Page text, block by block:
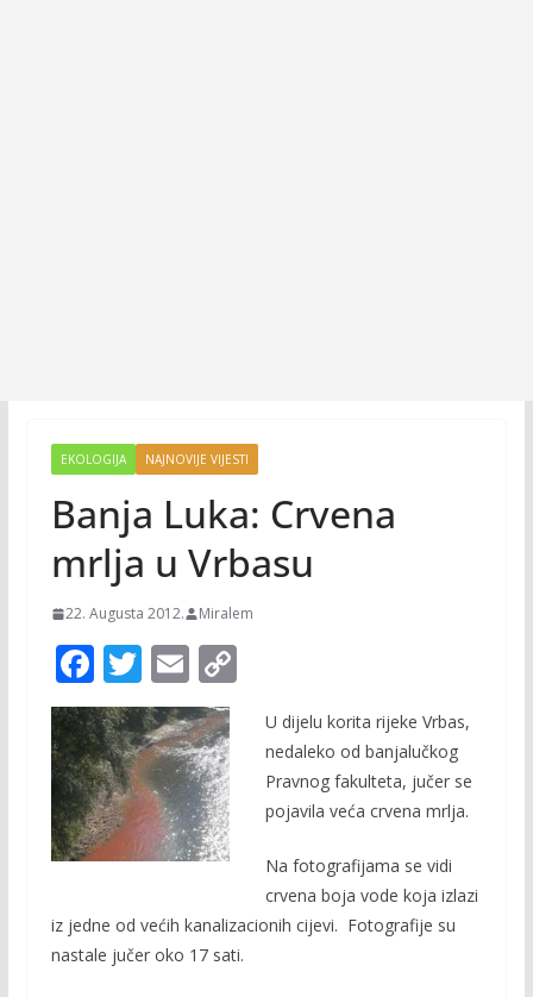
EKOLOGIJA NAJNOVIJE VIJESTI
Banja Luka: Crvena
mrlja u Vrbasu
22. Augusta 2012. Miralem
F
ac
e
b
o
o
T
w
itt
er
E
m
ai
l
C
Li
U dijelu korita rijeke Vrbas,
nedaleko od banjalučkog
Pravnog fakulteta, jučer se
pojavila veća crvena mrlja.
Na fotografijama se vidi
crvena boja vode koja izlazi
iz jedne od većih kanalizacionih cijevi. Fotografije su
nastale jučer oko 17 sati.